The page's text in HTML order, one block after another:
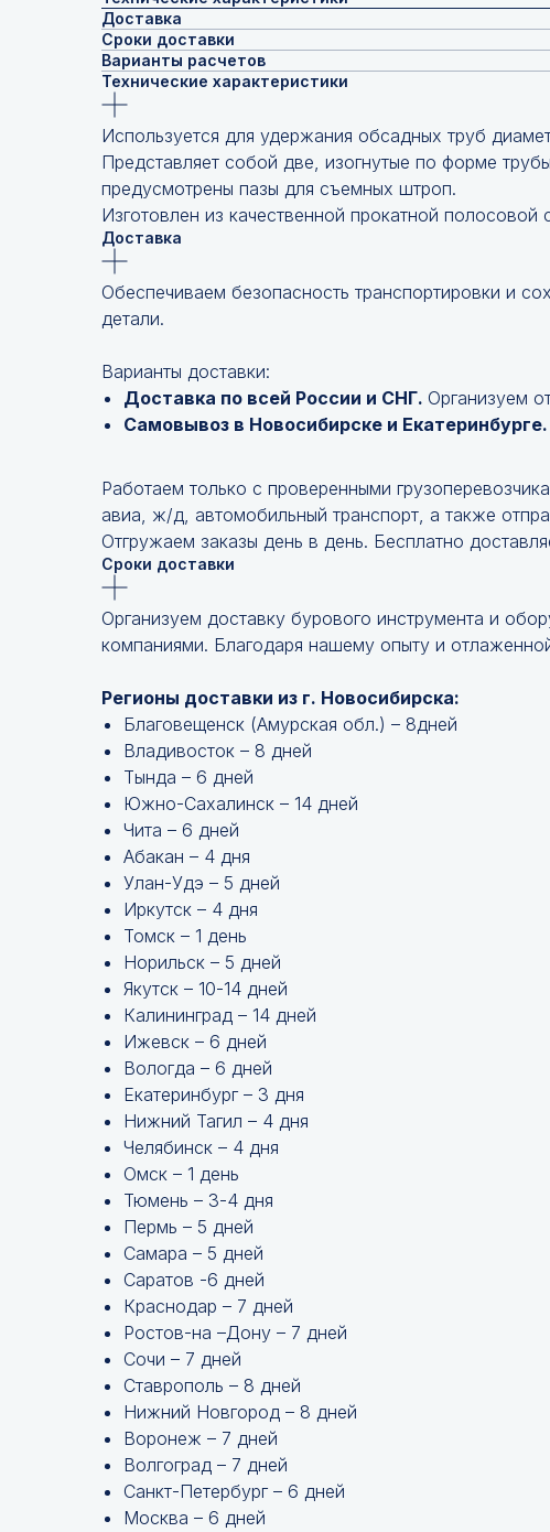
Доставка
Сроки доставки
Варианты расчетов
Технические характеристики
Используется для удержания обсадных труб
Представляет собой две, изогнутые по форме
предусмотрены пазы для съемных штроп.
Изготовлен из качественной прокатной полосовой
Доставка
Обеспечиваем безопасность транспортировки и
детали.
Варианты доставки:
Доставка по всей России и СНГ. Организуем
Самовывоз в Новосибирске и Екатеринбурге.
Работаем только с проверенными
авиа, ж/д, автомобильный транспорт, а также
Отгружаем заказы день в день. Бесплатно
Сроки доставки
Организуем доставку бурового инструмента и
компаниями. Благодаря нашему опыту и
Регионы доставки из г. Новосибирска:
Благовещенск (Амурская обл.) – 8дней
Владивосток – 8 дней
Тында – 6 дней
Южно-Сахалинск – 14 дней
Чита – 6 дней
Абакан – 4 дня
Улан-Удэ – 5 дней
Иркутск – 4 дня
Томск – 1 день
Норильск – 5 дней
Якутск – 10-14 дней
Калининград – 14 дней
Ижевск – 6 дней
Вологда – 6 дней
Екатеринбург – 3 дня
Нижний Тагил – 4 дня
Челябинск – 4 дня
Омск – 1 день
Тюмень – 3-4 дня
Пермь – 5 дней
Самара – 5 дней
Саратов -6 дней
Краснодар – 7 дней
Ростов-на –Дону – 7 дней
Сочи – 7 дней
Ставрополь – 8 дней
Нижний Новгород – 8 дней
Воронеж – 7 дней
Волгоград – 7 дней
Санкт-Петербург – 6 дней
Москва – 6 дней